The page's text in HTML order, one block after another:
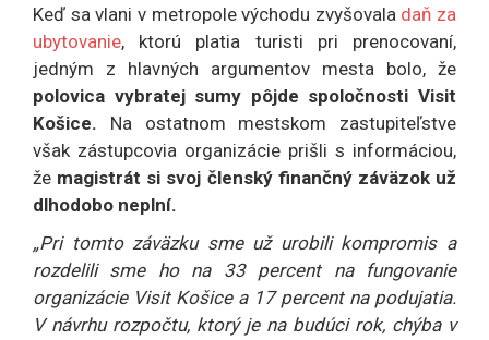
Keď sa vlani v metropole východu zvyšovala daň za
ubytovanie, ktorú platia turisti pri prenocovaní,
jedným z hlavných argumentov mesta bolo, že
polovica vybratej sumy pôjde spoločnosti Visit
Košice. Na ostatnom mestskom zastupiteľstve
však zástupcovia organizácie prišli s informáciou,
že magistrát si svoj členský finančný záväzok už
dlhodobo neplní.
„Pri tomto záväzku sme už urobili kompromis a
rozdelili sme ho na 33 percent na fungovanie
organizácie Visit Košice a 17 percent na podujatia.
V návrhu rozpočtu, ktorý je na budúci rok, chýba v